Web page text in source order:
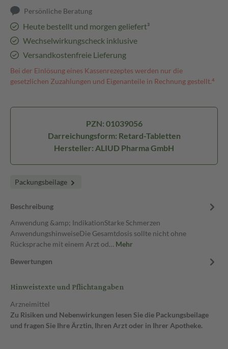
Persönliche Beratung
Heute bestellt und morgen geliefert³
Wechselwirkungscheck inklusive
Versandkostenfreie Lieferung
Bei der Einlösung eines Kassenrezeptes werden nur die
gesetzlichen Zuzahlungen und Eigenanteile in Rechnung gestellt.⁴
PZN: 01039056
Darreichungsform: Retard-Tabletten
Hersteller: ALIUD Pharma GmbH
Packungsbeilage
Beschreibung
Anwendung &amp; IndikationStarke Schmerzen
AnwendungshinweiseDie Gesamtdosis sollte nicht ohne
Rücksprache mit einem Arzt od… Mehr
Bewertungen
Hinweistexte und Pflichtangaben
Arzneimittel
Zu Risiken und Nebenwirkungen lesen Sie die Packungsbeilage
und fragen Sie Ihre Ärztin, Ihren Arzt oder in Ihrer Apotheke.